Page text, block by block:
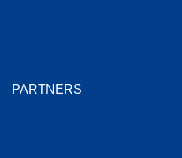
PARTNERS